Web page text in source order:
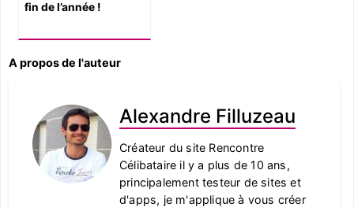
fin de l’année !
A propos de l'auteur
Alexandre Filluzeau
Créateur du site Rencontre
Célibataire il y a plus de 10 ans,
principalement testeur de sites et
d'apps, je m'applique à vous créer